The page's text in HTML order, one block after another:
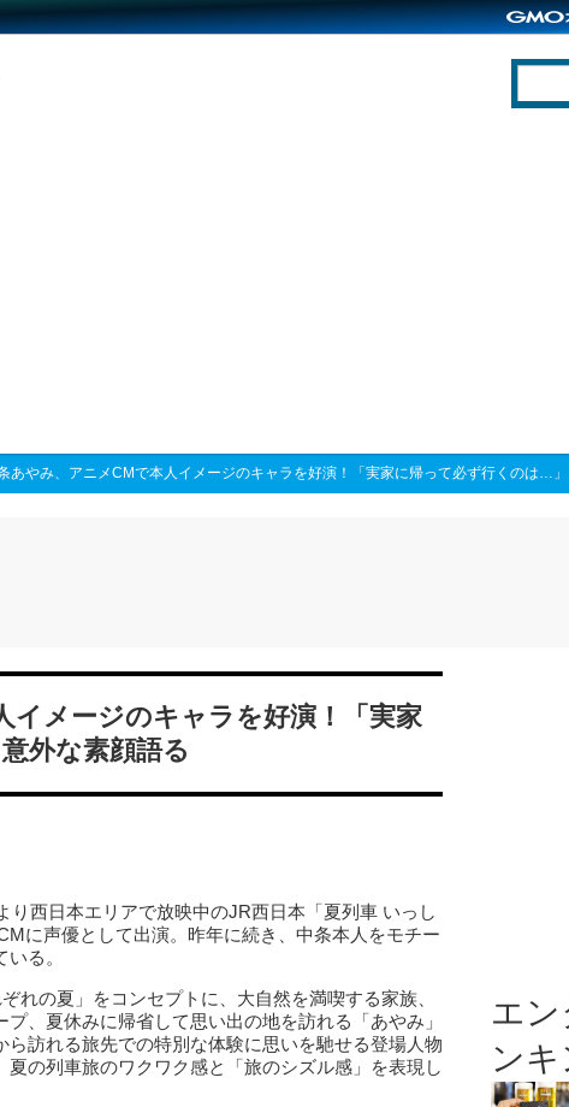
あやみ、アニメCMで本人イメージのキャラを好演！「実家に帰って必ず行くのは…
イメージのキャラを好演！「実家
外な素顔語る
り西日本エリアで放映中のJR西日本「夏列車 いっし
に声優として出演。昨年に続き、中条本人をモチー
る。
れの夏」をコンセプトに、大自然を満喫する家族、
、夏休みに帰省して思い出の地を訪れる「あやみ」
訪れる旅先での特別な体験に思いを馳せる登場人物
の列車旅のワクワク感と「旅のシズル感」を表現し
エ
ン